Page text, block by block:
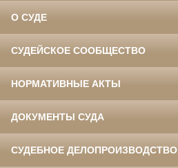
О СУДЕ
СУДЕЙСКОЕ СООБЩЕСТВО
НОРМАТИВНЫЕ АКТЫ
ДОКУМЕНТЫ СУДА
СУДЕБНОЕ ДЕЛОПРОИЗВОДСТВО